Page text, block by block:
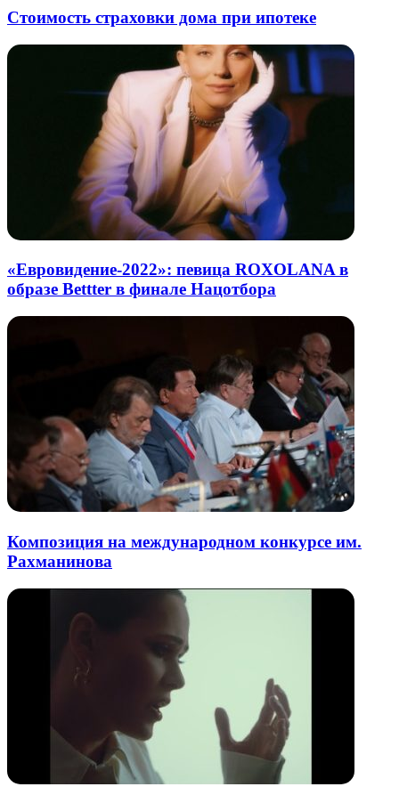
Стоимость страховки дома при ипотеке
«Евровидение-2022»: певица ROXOLANA в
образе Bettter в финале Нацотбора
Композиция на международном конкурсе им.
Рахманинова